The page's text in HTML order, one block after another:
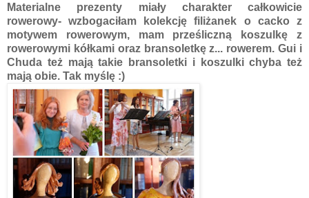
Materialne prezenty miały charakter całkowicie
rowerowy- wzbogaciłam kolekcję filiżanek o cacko z
motywem rowerowym, mam prześliczną koszulkę z
rowerowymi kółkami oraz bransoletkę z... rowerem. Gui i
Chuda też mają takie bransoletki i koszulki chyba też
mają obie. Tak myślę :)